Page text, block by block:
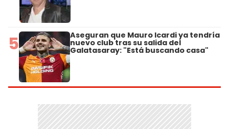
5 Aseguran que Mauro Icardi ya tendría
nuevo club tras su salida del
Galatasaray: "Está buscando casa"